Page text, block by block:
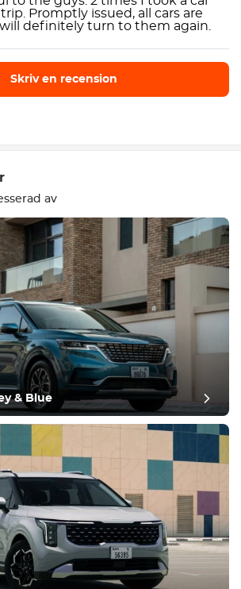
Promptly issued, all cars are
definitely turn to them again.
Skriv en recension
av
& Blue